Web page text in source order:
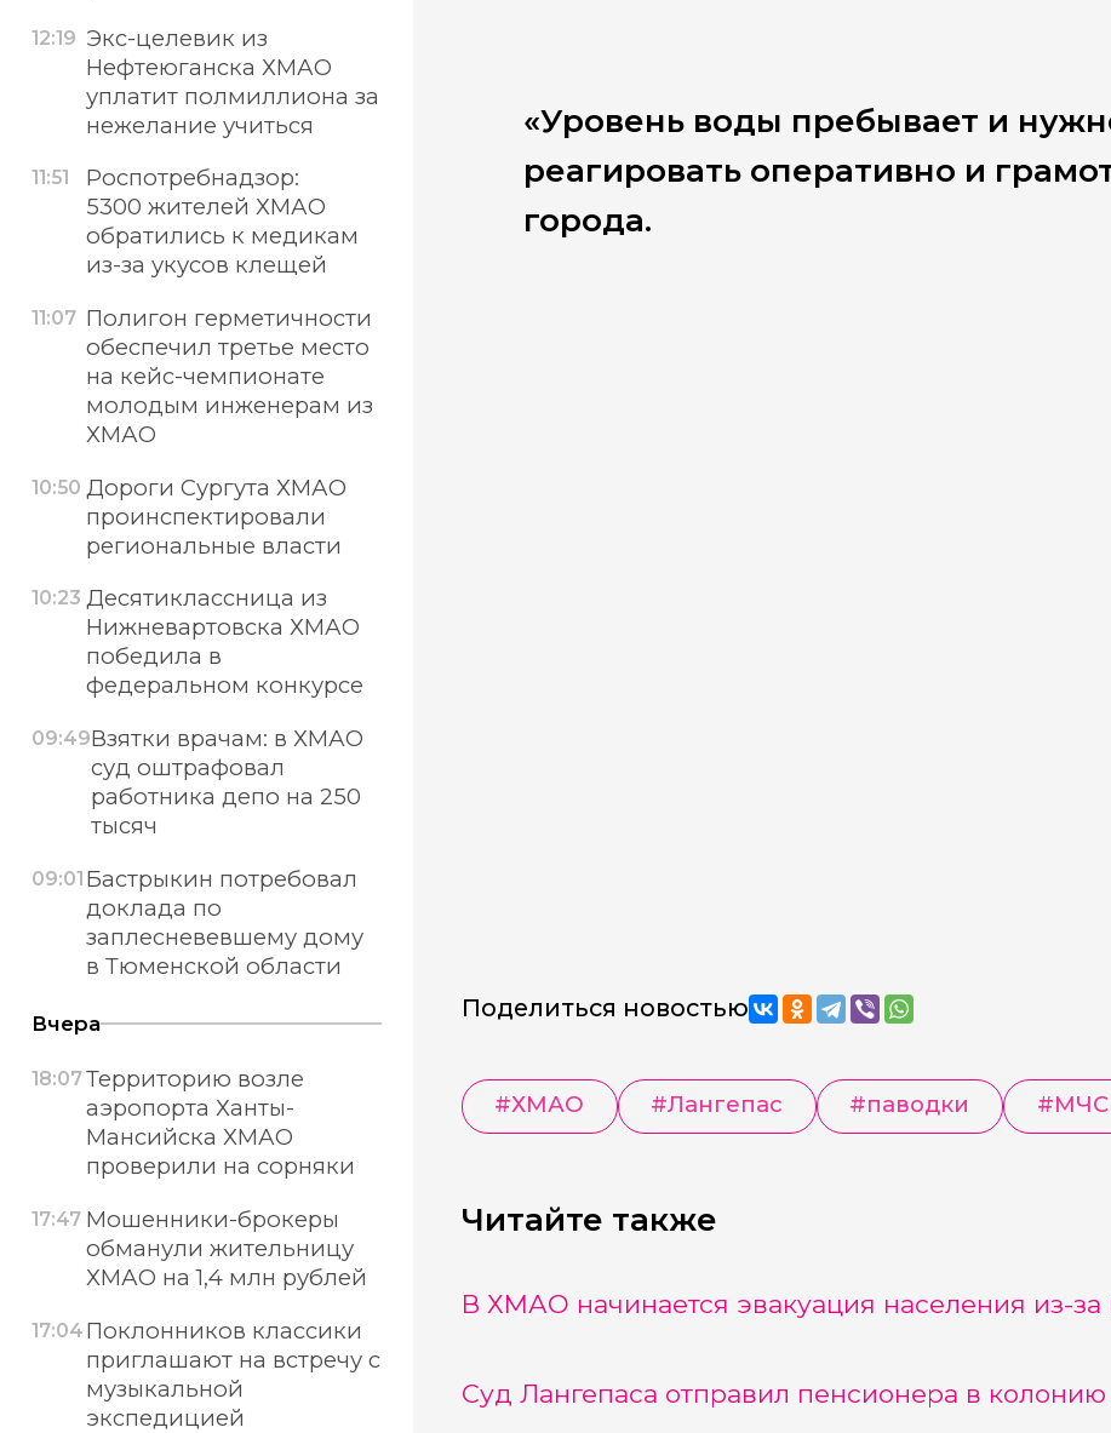
«Уровень воды пребывает и
реагировать оперативно и
города.
Поделиться новостью
#ХМАО #Лангепас #паводки #МЧС
Читайте также
В ХМАО начинается эвакуация населения из-за
Суд Лангепаса отправил пенсионера в колонию
12:19 Экс-целевик из
Нефтеюганска ХМАО
уплатит полмиллиона за
нежелание учиться
11:51
Роспотребнадзор:
5300 жителей ХМАО
обратились к медикам
из-за укусов клещей
11:07 Полигон герметичности
обеспечил третье место
на кейс-чемпионате
молодым инженерам из
ХМАО
10:50 Дороги Сургута ХМАО
проинспектировали
региональные власти
10:23 Десятиклассница из
Нижневартовска ХМАО
победила в
федеральном конкурсе
09:49Взятки врачам: в ХМАО
суд оштрафовал
работника депо на 250
тысяч
09:01 Бастрыкин потребовал
доклада по
заплесневевшему дому
в Тюменской области
Вчера
18:07Территорию возле
аэропорта Ханты-
Мансийска ХМАО
проверили на сорняки
17:47 Мошенники-брокеры
обманули жительницу
ХМАО на 1,4 млн рублей
17:04 Поклонников классики
приглашают на встречу с
музыкальной
экспедицией